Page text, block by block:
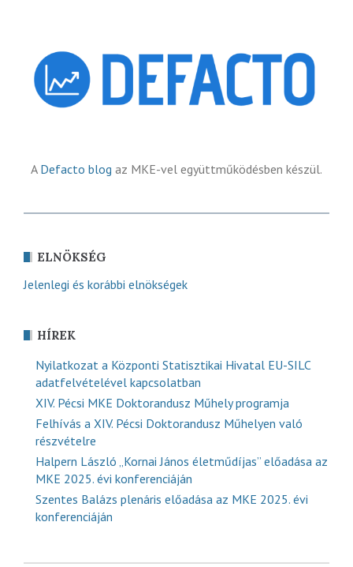
A Defacto blog az MKE-vel együttműködésben készül.
ELNÖKSÉG
Jelenlegi és korábbi elnökségek
HÍREK
Nyilatkozat a Központi Statisztikai Hivatal EU-SILC
adatfelvételével kapcsolatban
XIV. Pécsi MKE Doktorandusz Műhely programja
Felhívás a XIV. Pécsi Doktorandusz Műhelyen való
részvételre
Halpern László „Kornai János életműdíjas” előadása az
MKE 2025. évi konferenciáján
Szentes Balázs plenáris előadása az MKE 2025. évi
konferenciáján